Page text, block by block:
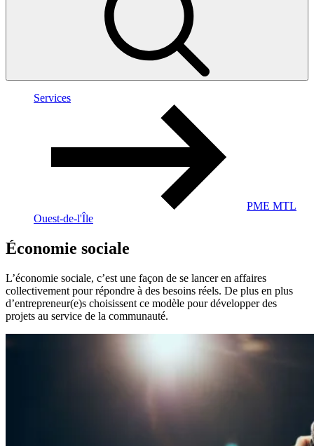
Services
PME MTL
Ouest-de-l'Île
Économie sociale
L’économie sociale, c’est une façon de se lancer en affaires
collectivement pour répondre à des besoins réels. De plus en plus
d’entrepreneur(e)s choisissent ce modèle pour développer des
projets au service de la communauté.